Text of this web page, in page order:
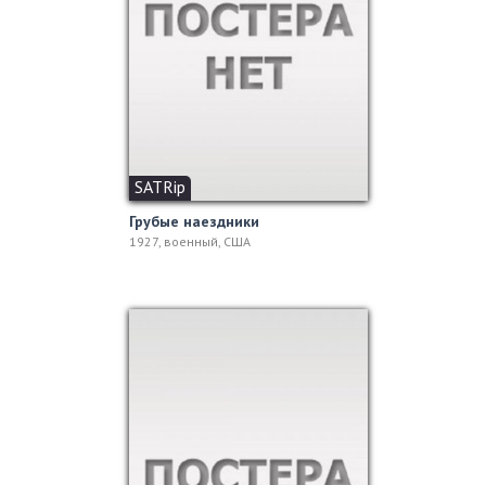
SATRip
Грубые наездники
1927, военный, США